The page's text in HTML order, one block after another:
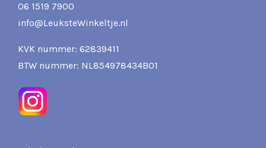
06 1519 7900
info@LeuksteWinkeltje.nl
KVK nummer: 62839411
BTW nummer: NL854978434B01